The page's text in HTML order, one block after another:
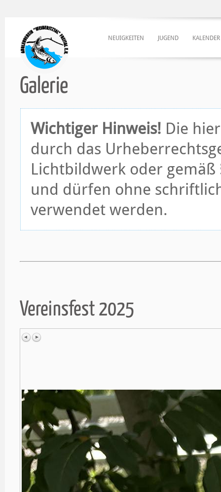
NEUIGKEITEN JUGEND KALENDER
Galerie
Wichtiger Hinweis! Die
durch das
Lichtbildwerk oder gemäß
und dürfen ohne
verwendet werden.
Vereinsfest 2025